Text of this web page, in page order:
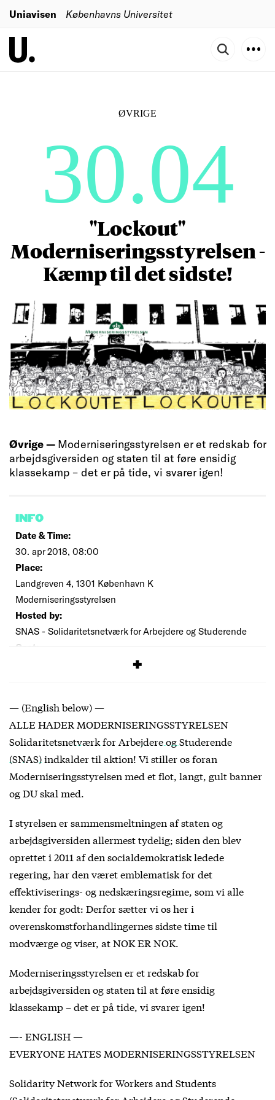
Uniavisen Københavns Universitet
ØVRIGE
30.04
"Lockout"
Moderniseringsstyrelsen -
Kæmp til det sidste!
Øvrige — Moderniseringsstyrelsen er et redskab for
arbejdsgiversiden og staten til at føre ensidig
klassekamp – det er på tide, vi svarer igen!
INFO
Date & Time:
30. apr 2018, 08:00
Place:
Landgreven 4, 1301 København K
Moderniseringsstyrelsen
Hosted by:
SNAS - Solidaritetsnetværk for Arbejdere og Studerende
Cost:
— (English below) —
ALLE HADER MODERNISERINGSSTYRELSEN
Solidaritetsnetværk for Arbejdere og Studerende
(SNAS)indkalder til aktion! Vi stiller os foran
Moderniseringsstyrelsen med et flot, langt, gult banner
og DU skal med.
I styrelsen er sammensmeltningen af staten og
arbejdsgiversiden allermest tydelig; siden den blev
oprettet i 2011 af den socialdemokratisk ledede
regering, har den været emblematisk for det
effektiviserings- og nedskæringsregime, som vi alle
kender for godt: Derfor sætter vi os her i
overenskomstforhandlingernes sidste time til
modværge og viser, at NOK ER NOK.
Moderniseringsstyrelsen er et redskab for
arbejdsgiversiden og staten til at føre ensidig
klassekamp – det er på tide, vi svarer igen!
—- ENGLISH —
EVERYONE HATES MODERNISERINGSSTYRELSEN
Solidarity Network for Workers and Students